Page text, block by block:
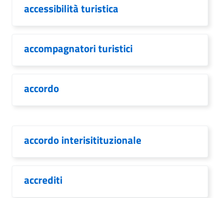
accessibilità turistica
accompagnatori turistici
accordo
accordo interisitituzionale
accrediti